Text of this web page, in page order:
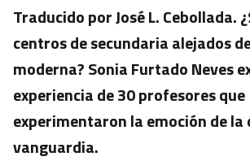
Traducido por José L. Cebollada.
centros de secundaria alejados
moderna? Sonia Furtado Neves
experiencia de 30 profesores que
experimentaron la emoción de la
vanguardia.